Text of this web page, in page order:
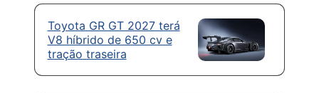
Toyota GR GT 2027 terá
V8 híbrido de 650 cv e
tração traseira